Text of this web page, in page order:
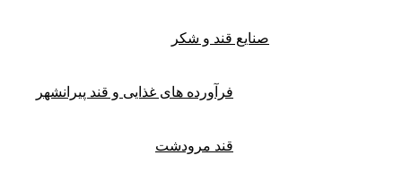
صنایع قند و شکر
فرآورده های غذایی و قند پیرانشهر
قند مرودشت